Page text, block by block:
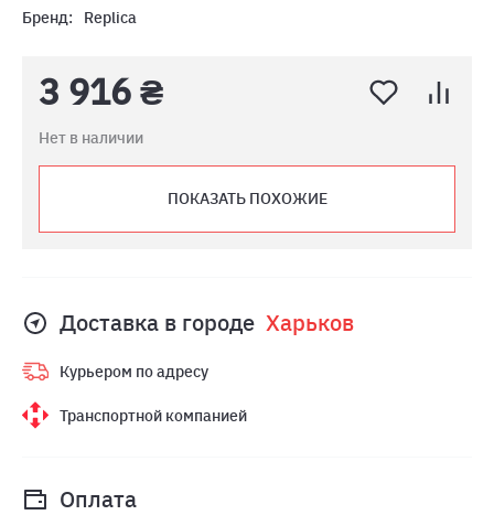
Бренд: Replica
3 916 ₴
Нет в наличии
ПОКАЗАТЬ ПОХОЖИЕ
Доставка в городе Харьков
Курьером по адресу
Транспортной компанией
Оплата